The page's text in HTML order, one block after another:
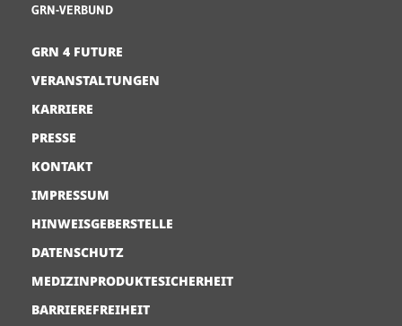
GRN-VERBUND
GRN 4 FUTURE
VERANSTALTUNGEN
KARRIERE
PRESSE
KONTAKT
IMPRESSUM
HINWEISGEBERSTELLE
DATENSCHUTZ
MEDIZINPRODUKTESICHERHEIT
BARRIEREFREIHEIT